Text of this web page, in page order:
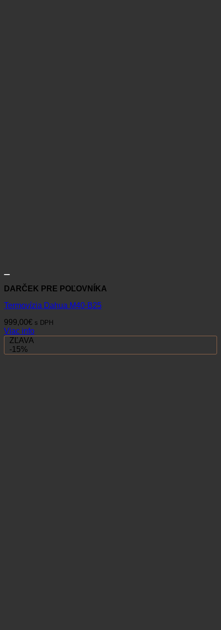
DARČEK PRE POĽOVNÍKA
Termovízia Dahua M40-B25
999,00€ s DPH
Viac info
ZĽAVA
-15%